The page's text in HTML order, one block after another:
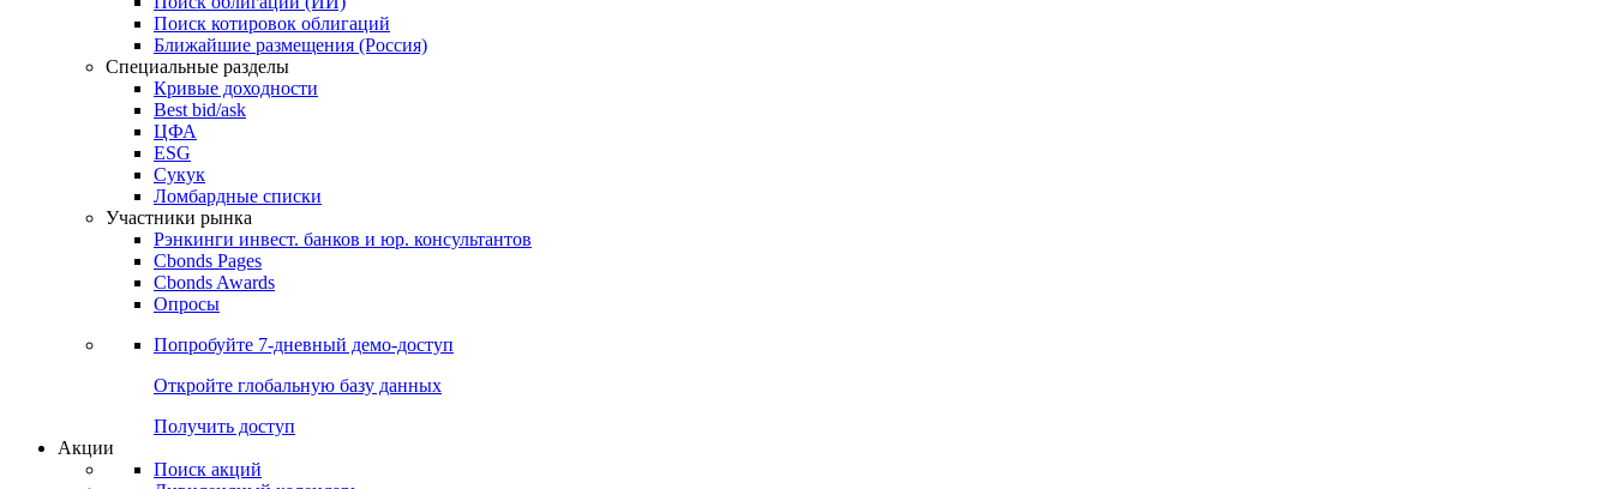
Облигации
Поиски
Поиск облигаций & Карты рынка
Поиск облигаций (ИИ)
Поиск котировок облигаций
Ближайшие размещения (Россия)
Специальные разделы
Кривые доходности
Best bid/ask
ЦФА
ESG
Сукук
Ломбардные списки
Участники рынка
Рэнкинги инвест. банков и юр. консультантов
Cbonds Pages
Cbonds Awards
Опросы
Попробуйте7-дневный
Откройте глобальную базу данных